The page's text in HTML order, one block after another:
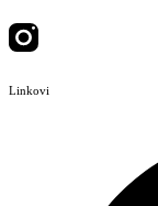
Linkovi